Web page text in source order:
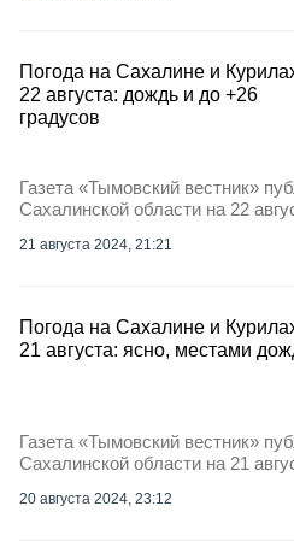
Погода на Сахалине и
22 августа: дождь и до +26
градусов
Газета «Тымовский вестник»
Сахалинской области на 22
21 августа 2024, 21:21
Погода на Сахалине и
21 августа: ясно, местами
Газета «Тымовский вестник»
Сахалинской области на 21
20 августа 2024, 23:12